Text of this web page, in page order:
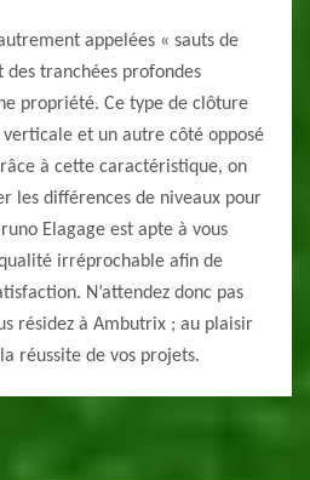
appelées « sauts de
des tranchées profondes
propriété. Ce type de clôture
et un autre côté opposé
à cette caractéristique, on
les différences de niveaux pour
Elagage est apte à vous
irréprochable afin de
N’attendez donc pas
résidez à Ambutrix ; au plaisir
réussite de vos projets.